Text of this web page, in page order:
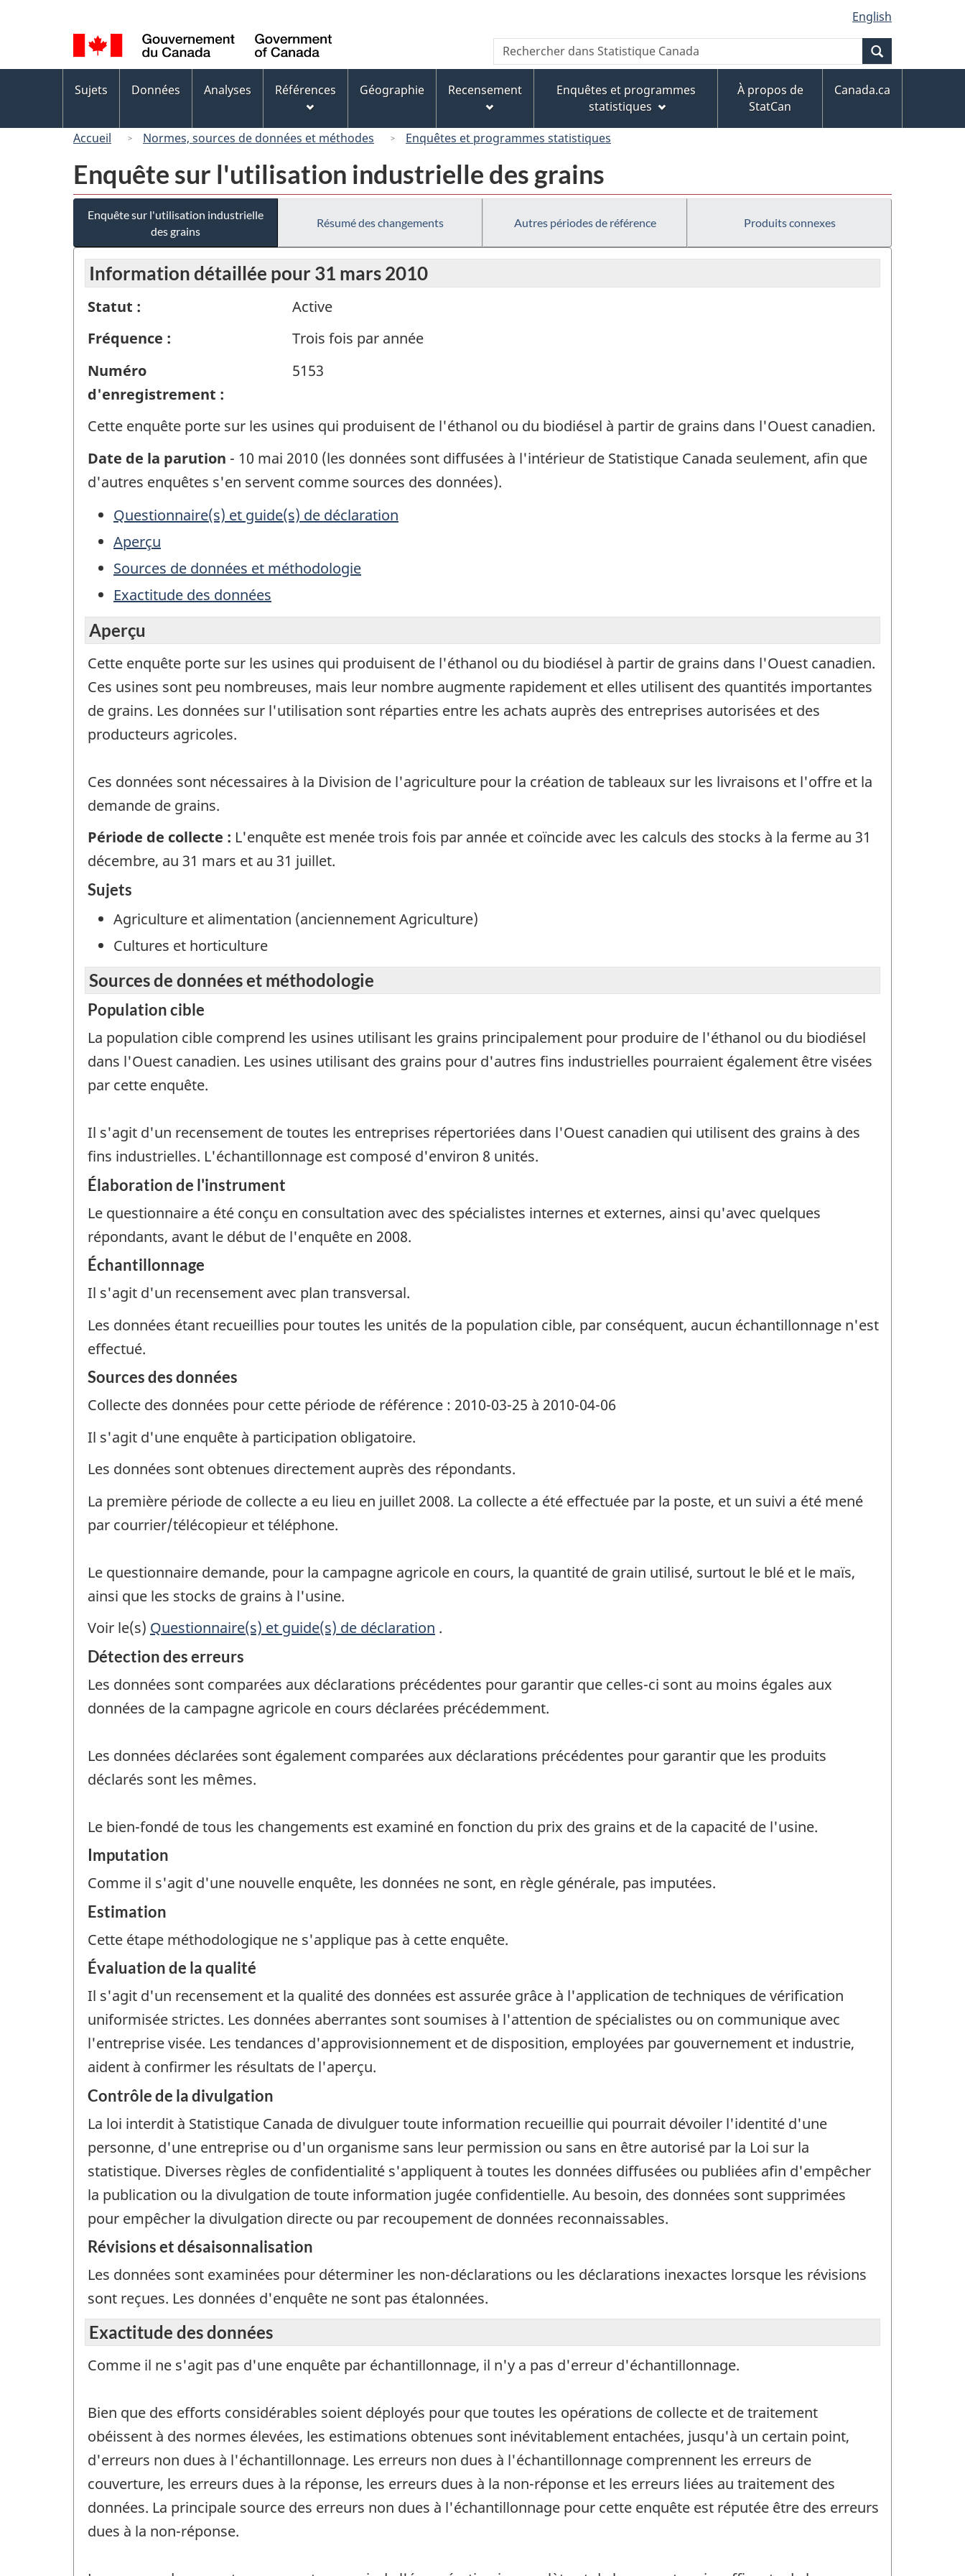
au
contenu
principal
« À
propos
de
ce
version
HTML
simplifiée
de
la
langue
English
Canada
Recherche
Rechercher
dans
Canada
des
Sujets Données Analyses Références Géographie Recensement
Enquêtes et programmes
statistiques
À propos de
StatCan
Canada.ca
Accueil Normes, sources de données et méthodes Enquêtes et programmes statistiques
Enquête sur l'utilisation industrielle des grains
Enquête sur l'utilisation industrielle
des grains
Résumé des changements Autres périodes de référence Produits connexes
Information détaillée pour 31 mars 2010
Statut :
Active
Fréquence :
Trois fois par année
Numéro
d'enregistrement :
5153
Cette enquête porte sur les usines qui produisent de l'éthanol ou du biodiésel à partir de grains dans l'Ouest canadien.
Date de la parution - 10 mai 2010 (les données sont diffusées à l'intérieur de Statistique Canada seulement, afin que
d'autres enquêtes s'en servent comme sources des données).
Questionnaire(s) et guide(s) de déclaration
Aperçu
Sources de données et méthodologie
Exactitude des données
Aperçu
Cette enquête porte sur les usines qui produisent de l'éthanol ou du biodiésel à partir de grains dans l'Ouest canadien.
Ces usines sont peu nombreuses, mais leur nombre augmente rapidement et elles utilisent des quantités importantes
de grains. Les données sur l'utilisation sont réparties entre les achats auprès des entreprises autorisées et des
producteurs agricoles.
Ces données sont nécessaires à la Division de l'agriculture pour la création de tableaux sur les livraisons et l'offre et la
demande de grains.
Période de collecte : L'enquête est menée trois fois par année et coïncide avec les calculs des stocks à la ferme au 31
décembre, au 31 mars et au 31 juillet.
Sujets
Agriculture et alimentation (anciennement Agriculture)
Cultures et horticulture
Sources de données et méthodologie
Population cible
La population cible comprend les usines utilisant les grains principalement pour produire de l'éthanol ou du biodiésel
dans l'Ouest canadien. Les usines utilisant des grains pour d'autres fins industrielles pourraient également être visées
par cette enquête.
Il s'agit d'un recensement de toutes les entreprises répertoriées dans l'Ouest canadien qui utilisent des grains à des
fins industrielles. L'échantillonnage est composé d'environ 8 unités.
Élaboration de l'instrument
Le questionnaire a été conçu en consultation avec des spécialistes internes et externes, ainsi qu'avec quelques
répondants, avant le début de l'enquête en 2008.
Échantillonnage
Il s'agit d'un recensement avec plan transversal.
Les données étant recueillies pour toutes les unités de la population cible, par conséquent, aucun échantillonnage n'est
effectué.
Sources des données
Collecte des données pour cette période de référence : 2010-03-25 à 2010-04-06
Il s'agit d'une enquête à participation obligatoire.
Les données sont obtenues directement auprès des répondants.
La première période de collecte a eu lieu en juillet 2008. La collecte a été effectuée par la poste, et un suivi a été mené
par courrier/télécopieur et téléphone.
Le questionnaire demande, pour la campagne agricole en cours, la quantité de grain utilisé, surtout le blé et le maïs,
ainsi que les stocks de grains à l'usine.
Voir le(s) Questionnaire(s) et guide(s) de déclaration .
Détection des erreurs
Les données sont comparées aux déclarations précédentes pour garantir que celles-ci sont au moins égales aux
données de la campagne agricole en cours déclarées précédemment.
Les données déclarées sont également comparées aux déclarations précédentes pour garantir que les produits
déclarés sont les mêmes.
Le bien-fondé de tous les changements est examiné en fonction du prix des grains et de la capacité de l'usine.
Imputation
Comme il s'agit d'une nouvelle enquête, les données ne sont, en règle générale, pas imputées.
Estimation
Cette étape méthodologique ne s'applique pas à cette enquête.
Évaluation de la qualité
Il s'agit d'un recensement et la qualité des données est assurée grâce à l'application de techniques de vérification
uniformisée strictes. Les données aberrantes sont soumises à l'attention de spécialistes ou on communique avec
l'entreprise visée. Les tendances d'approvisionnement et de disposition, employées par gouvernement et industrie,
aident à confirmer les résultats de l'aperçu.
Contrôle de la divulgation
La loi interdit à Statistique Canada de divulguer toute information recueillie qui pourrait dévoiler l'identité d'une
personne, d'une entreprise ou d'un organisme sans leur permission ou sans en être autorisé par la Loi sur la
statistique. Diverses règles de confidentialité s'appliquent à toutes les données diffusées ou publiées afin d'empêcher
la publication ou la divulgation de toute information jugée confidentielle. Au besoin, des données sont supprimées
pour empêcher la divulgation directe ou par recoupement de données reconnaissables.
Révisions et désaisonnalisation
Les données sont examinées pour déterminer les non-déclarations ou les déclarations inexactes lorsque les révisions
sont reçues. Les données d'enquête ne sont pas étalonnées.
Exactitude des données
Comme il ne s'agit pas d'une enquête par échantillonnage, il n'y a pas d'erreur d'échantillonnage.
Bien que des efforts considérables soient déployés pour que toutes les opérations de collecte et de traitement
obéissent à des normes élevées, les estimations obtenues sont inévitablement entachées, jusqu'à un certain point,
d'erreurs non dues à l'échantillonnage. Les erreurs non dues à l'échantillonnage comprennent les erreurs de
couverture, les erreurs dues à la réponse, les erreurs dues à la non-réponse et les erreurs liées au traitement des
données. La principale source des erreurs non dues à l'échantillonnage pour cette enquête est réputée être des erreurs
dues à la non-réponse.